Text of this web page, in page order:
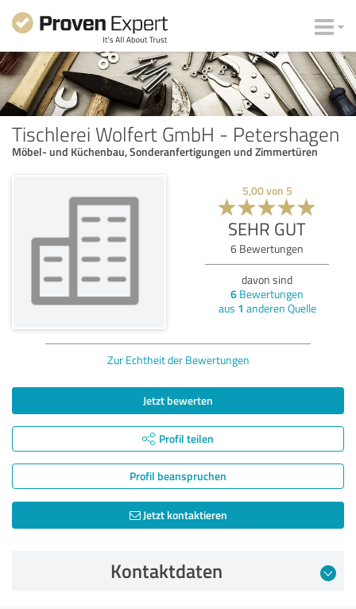
Tischlerei Wolfert GmbH - Petershagen
Möbel- und Küchenbau, Sonderanfertigungen und Zimmertüren
5,00von 5
SEHR GUT
6 Bewertungen
davon sind
6 Bewertungen
aus 1 anderen Quelle
Zur Echtheit der Bewertungen
Jetzt bewerten
Profil teilen
Profil beanspruchen
Jetzt kontaktieren
Kontaktdaten